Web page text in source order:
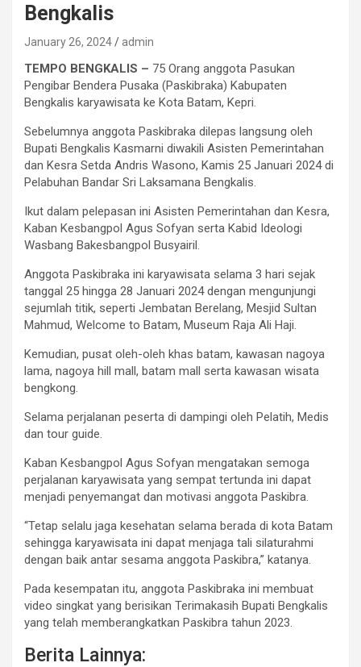
Bengkalis
January 26, 2024 admin
TEMPO BENGKALIS – 75 Orang anggota Pasukan
Pengibar Bendera Pusaka (Paskibraka) Kabupaten
Bengkalis karyawisata ke Kota Batam, Kepri.
Sebelumnya anggota Paskibraka dilepas langsung oleh
Bupati Bengkalis Kasmarni diwakili Asisten Pemerintahan
dan Kesra Setda Andris Wasono, Kamis 25 Januari 2024 di
Pelabuhan Bandar Sri Laksamana Bengkalis.
Ikut dalam pelepasan ini Asisten Pemerintahan dan Kesra,
Kaban Kesbangpol Agus Sofyan serta Kabid Ideologi
Wasbang Bakesbangpol Busyairil.
Anggota Paskibraka ini karyawisata selama 3 hari sejak
tanggal 25 hingga 28 Januari 2024 dengan mengunjungi
sejumlah titik, seperti Jembatan Berelang, Mesjid Sultan
Mahmud, Welcome to Batam, Museum Raja Ali Haji.
Kemudian, pusat oleh-oleh khas batam, kawasan nagoya
lama, nagoya hill mall, batam mall serta kawasan wisata
bengkong.
Selama perjalanan peserta di dampingi oleh Pelatih, Medis
dan tour guide.
Kaban Kesbangpol Agus Sofyan mengatakan semoga
perjalanan karyawisata yang sempat tertunda ini dapat
menjadi penyemangat dan motivasi anggota Paskibra.
“Tetap selalu jaga kesehatan selama berada di kota Batam
sehingga karyawisata ini dapat menjaga tali silaturahmi
dengan baik antar sesama anggota Paskibra,” katanya.
Pada kesempatan itu, anggota Paskibraka ini membuat
video singkat yang berisikan Terimakasih Bupati Bengkalis
yang telah memberangkatkan Paskibra tahun 2023.
Berita Lainnya: